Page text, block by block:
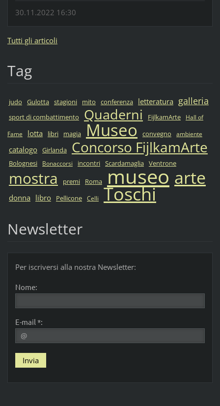
30.11.2022 16:30
Tutti gli articoli
Tag
judo Gulotta stagioni mito conferenza letteratura galleria
sport di combattimento Quaderni FijlkamArte
Hall of
Fame
lotta libri magia Museo convegno ambiente
catalogo Girlanda Concorso FijlkamArte
Bolognesi Bonaccorsi incontri Scardamaglia Ventrone
mostra premi Roma museo arte
donna libro Pellicone Celli Toschi
Newsletter
Per iscriversi alla nostra Newsletter:
Nome:
E-mail *: